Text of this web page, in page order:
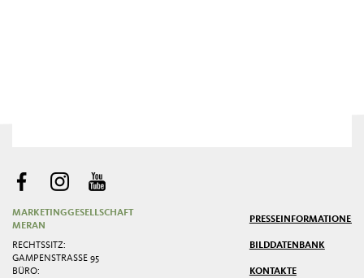
MARKETINGGESELLSCHAFT
MERAN
RECHTSSITZ:
GAMPENSTRASSE 95
BÜRO:
PRESSEINFORMATIONEN
BILDDATENBANK
KONTAKTE